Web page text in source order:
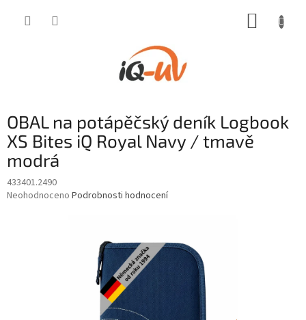
OBAL na potápěčský deník Logbook
XS Bites iQ Royal Navy / tmavě
modrá
433401.2490
Průměrné
Neohodnoceno Podrobnosti hodnocení